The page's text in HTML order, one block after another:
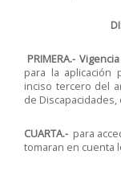
PRIMERA.-
para la aplicación
inciso tercero del
de
CUARTA.- para
tomaran en cuenta